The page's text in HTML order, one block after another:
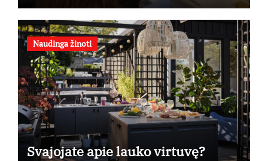
taikymo
Naudinga žinoti
Svajojate apie lauko virtuvę?